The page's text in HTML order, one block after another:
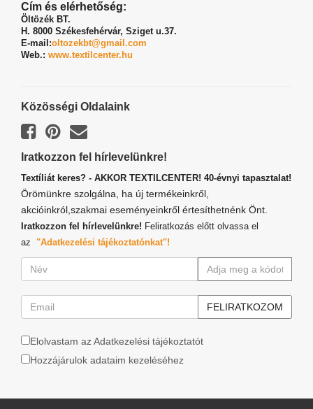
Cím és elérhetőség:
Öltözék BT.
H. 8000 Székesfehérvár, Sziget u.37.
E-mail:oltozekbt@gmail.com
Web.: www.textilcenter.hu
Közösségi Oldalaink
Iratkozzon fel hírlevelünkre!
Textíliát keres? - AKKOR TEXTILCENTER! 40-évnyi tapasztalat!
Örömünkre szolgálna, ha új termékeinkről,
akcióinkról,szakmai eseményeinkről értesíthetnénk Önt.
Iratkozzon fel hírlevelünkre! Feliratkozás előtt olvassa el
az "Adatkezelési tájékoztatónkat"!
Elolvastam az Adatkezelési tájékoztatót
Hozzájárulok adataim kezeléséhez